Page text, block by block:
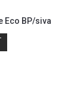
Eco BP/siva